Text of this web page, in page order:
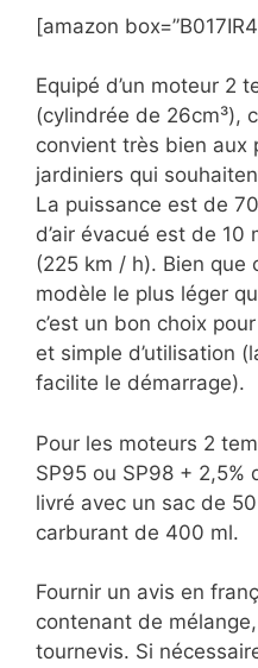
[amazon
Equipé d’un moteur 2
(cylindrée de 26cm³),
convient très bien aux
jardiniers qui
La puissance est de
d’air évacué est de
(225 km / h). Bien que
modèle le plus léger
c’est un bon choix
et simple d’utilisation
facilite le démarrage).
Pour les moteurs 2
SP95 ou SP98 +
livré avec un sac de
carburant de 400 ml.
Fournir un avis en
contenant de
tournevis. Si